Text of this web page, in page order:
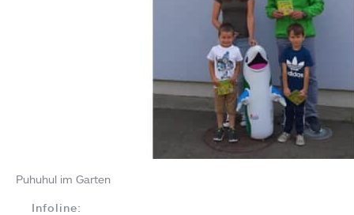
Puhuhul im Garten
Infoline: